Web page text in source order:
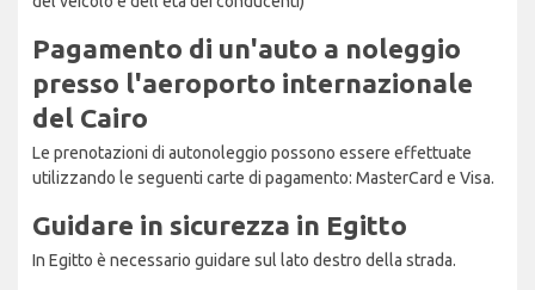
Pagamento di un'auto a noleggio
presso l'aeroporto internazionale
del Cairo
Le prenotazioni di autonoleggio possono essere effettuate
utilizzando le seguenti carte di pagamento: MasterCard e Visa.
Guidare in sicurezza in Egitto
In Egitto è necessario guidare sul lato destro della strada.